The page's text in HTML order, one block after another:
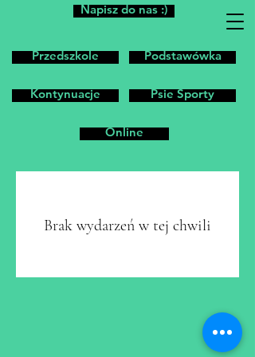
Napisz do nas :)
Przedszkole Podstawówka
Kontynuacje Psie Sporty
Online
Brak wydarzeń w tej chwili